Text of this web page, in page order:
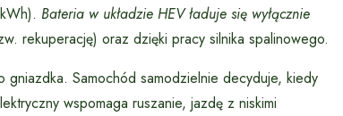
Bateria w układzie HEV ładuje się wyłącznie
rekuperację) oraz dzięki pracy silnika spalinowego.
Samochód samodzielnie decyduje, kiedy
wspomaga ruszanie, jazdę z niskimi